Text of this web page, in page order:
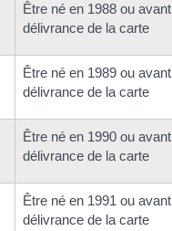
Être né en 1988 ou avant
délivrance de la carte
Être né en 1989 ou avant
délivrance de la carte
Être né en 1990 ou avant
délivrance de la carte
Être né en 1991 ou avant
délivrance de la carte